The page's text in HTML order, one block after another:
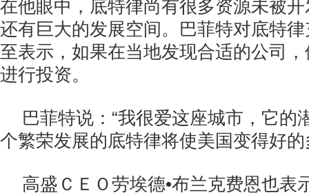
在他眼中，底特律尚有很多资源未被
还有巨大的发展空间。巴菲特对底特
至表示，如果在当地发现合适的公司
进行投资。
巴菲特说：“我很爱这座城市，它的
个繁荣发展的底特律将使美国变得好的
高盛ＣＥＯ劳埃德•布兰克费恩也表